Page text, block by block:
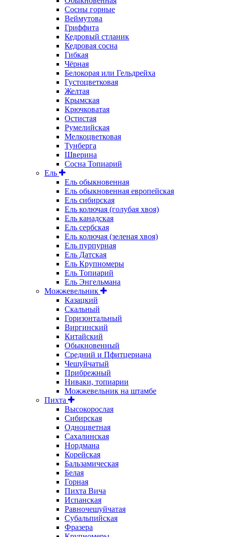
Сосны горные
Веймутова
Гриффита
Кедровый стланик
Кедровая сосна
Гибкая
Чёрная
Белокорая или Гельдрейха
Густоцветковая
Желтая
Крымская
Крючковатая
Остистая
Румелийская
Мелкоцветковая
Тунберга
Шверина
Сосна Топиарий
Ель
Ель обыкновенная
Ель обыкновенная европейская
Ель сибирская
Ель колючая (голубая хвоя)
Ель канадская
Ель сербская
Ель колючая (зеленая хвоя)
Ель пурпурная
Ель Датская
Ель Крупномеры
Ель Топиарий
Ель Энгельмана
Можжевельник
Казацкий
Скальный
Горизонтальный
Виргинский
Китайский
Обыкновенный
Средний и Пфитцериана
Чешуйчатый
Прибрежный
Ниваки, топиарии
Можжевельник на штамбе
Пихта
Высокорослая
Сибирская
Одноцветная
Сахалинская
Нордмана
Корейская
Бальзамическая
Белая
Горная
Пихта Вича
Испанская
Равночешуйчатая
Субальпийская
Фразера